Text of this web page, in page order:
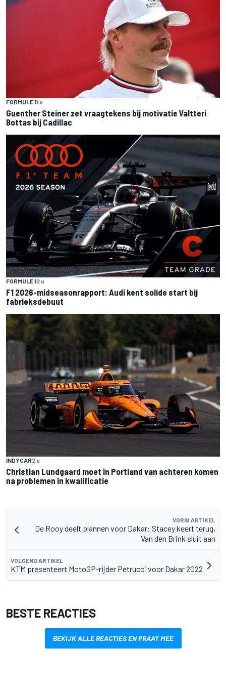
FORMULE 11 u
Guenther Steiner zet vraagtekens bij motivatie Valtteri
Bottas bij Cadillac
FORMULE 12 u
F1 2026-midseasonrapport: Audi kent solide start bij
fabrieksdebuut
INDYCAR2 u
Christian Lundgaard moet in Portland van achteren komen
na problemen in kwalificatie
VORIG ARTIKEL
De Rooy deelt plannen voor Dakar: Stacey keert terug,
Van den Brink sluit aan
VOLGEND ARTIKEL
KTM presenteert MotoGP-rijder Petrucci voor Dakar 2022
BESTE REACTIES
BEKIJK ALLE REACTIES EN PRAAT MEE